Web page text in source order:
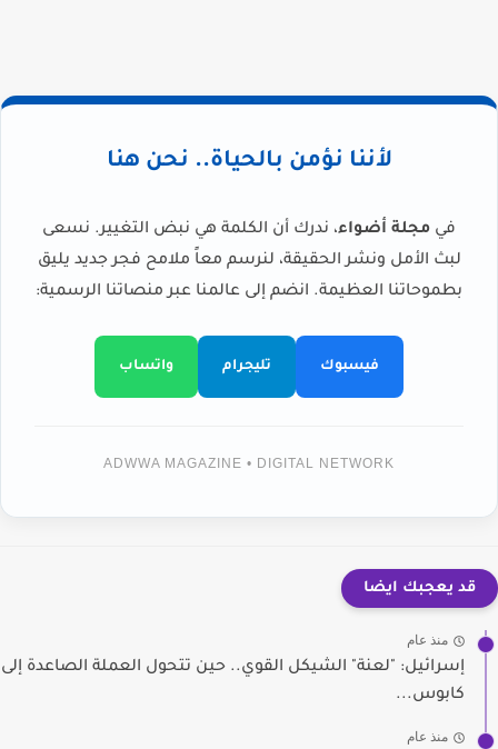
لأننا نؤمن بالحياة.. نحن هنا
في مجلة أضواء، ندرك أن الكلمة هي نبض التغيير. نسعى
لبث الأمل ونشر الحقيقة، لنرسم معاً ملامح فجر جديد يليق
بطموحاتنا العظيمة. انضم إلى عالمنا عبر منصاتنا الرسمية:
فيسبوك تليجرام واتساب
ADWWA MAGAZINE • DIGITAL NETWORK
قد يعجبك ايضا
منذ عام
إسرائيل: "لعنة" الشيكل القوي.. حين تتحول العملة الصاعدة إلى
كابوس...
منذ عام